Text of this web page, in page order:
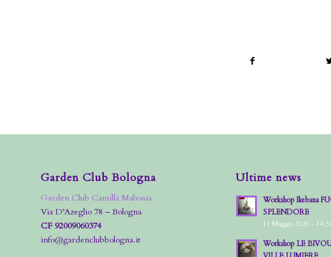
Garden Club Bologna
Garden Club Camilla Malvasia
Via D’Azeglio 78 – Bologna
CF 92009060374
info@gardenclubbologna.it
Ultime news
Workshop Ikebana
SPLENDORE
11 Maggio 2026 -
Workshop LE